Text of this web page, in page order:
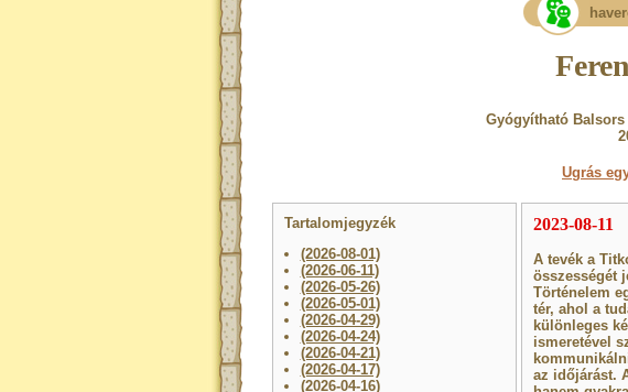
Gyógyítható Balsors
Ugrás
Tartalomjegyzék
(2026-08-01)
(2026-06-11)
(2026-05-26)
(2026-05-01)
(2026-04-29)
(2026-04-24)
(2026-04-21)
(2026-04-17)
(2026-04-16)
2023-08-11
A tevék a
összességét
Történelem
tér, ahol a
különleges
ismeretével
az időjárást.